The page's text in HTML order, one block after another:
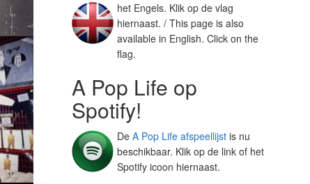
het Engels. Klik op de vlag
hiernaast. / This page is also
available in English. Click on the
flag.
A Pop Life op
Spotify!
De A Pop Life afspeellijst is nu
beschikbaar. Klik op de link of het
Spotify icoon hiernaast.